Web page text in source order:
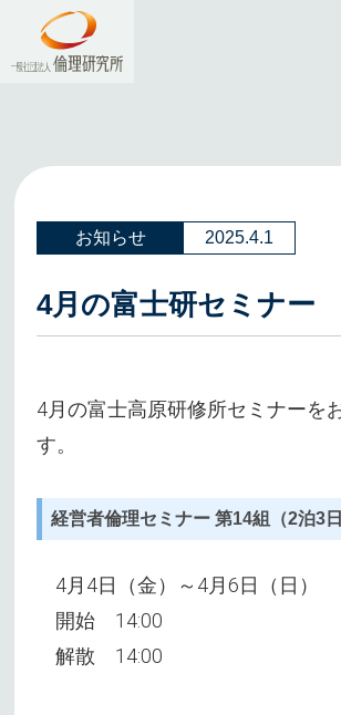
お知らせ 2025.4.1
4月の富士研セミナー
4月の富士高原研修所セミナーを
す。
経営者倫理セミナー 第14組（2泊3日
4月4日（金）～4月6日（日）
開始 14:00
解散 14:00